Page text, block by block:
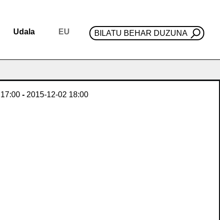
Udala EU BILATU BEHAR DUZUNA
17:00 - 2015-12-02 18:00